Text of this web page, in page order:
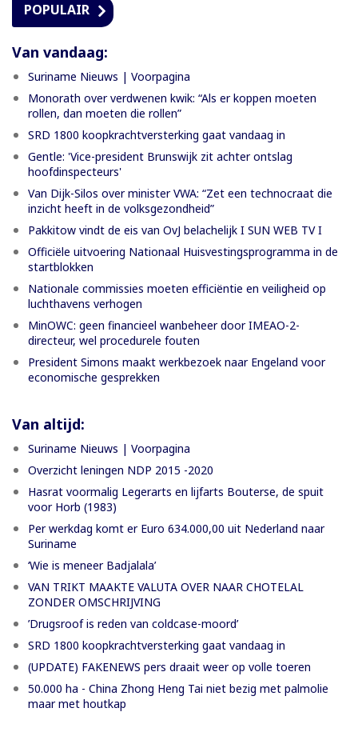
POPULAIR
Van vandaag:
Suriname Nieuws | Voorpagina
Monorath over verdwenen kwik: “Als er koppen moeten
rollen, dan moeten die rollen”
SRD 1800 koopkrachtversterking gaat vandaag in
Gentle: 'Vice-president Brunswijk zit achter ontslag
hoofdinspecteurs'
Van Dijk-Silos over minister VWA: “Zet een technocraat die
inzicht heeft in de volksgezondheid”
Pakkitow vindt de eis van OvJ belachelijk I SUN WEB TV I
Officiële uitvoering Nationaal Huisvestingsprogramma in de
startblokken
Nationale commissies moeten efficiëntie en veiligheid op
luchthavens verhogen
MinOWC: geen financieel wanbeheer door IMEAO-2-
directeur, wel procedurele fouten
President Simons maakt werkbezoek naar Engeland voor
economische gesprekken
Van altijd:
Suriname Nieuws | Voorpagina
Overzicht leningen NDP 2015 -2020
Hasrat voormalig Legerarts en lijfarts Bouterse, de spuit
voor Horb (1983)
Per werkdag komt er Euro 634.000,00 uit Nederland naar
Suriname
‘Wie is meneer Badjalala’
VAN TRIKT MAAKTE VALUTA OVER NAAR CHOTELAL
ZONDER OMSCHRIJVING
’Drugsroof is reden van coldcase-moord’
SRD 1800 koopkrachtversterking gaat vandaag in
(UPDATE) FAKENEWS pers draait weer op volle toeren
50.000 ha - China Zhong Heng Tai niet bezig met palmolie
maar met houtkap